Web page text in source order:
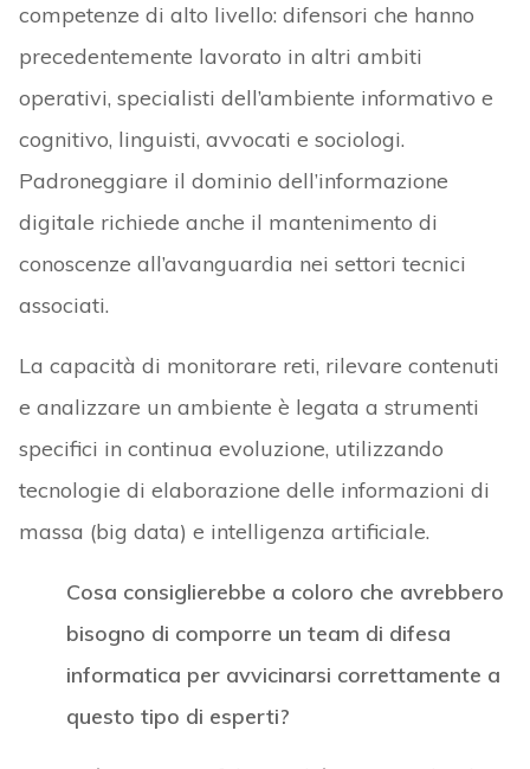
competenze di alto livello: difensori che hanno
precedentemente lavorato in altri ambiti
operativi, specialisti dell’ambiente informativo e
cognitivo, linguisti, avvocati e sociologi.
Padroneggiare il dominio dell’informazione
digitale richiede anche il mantenimento di
conoscenze all’avanguardia nei settori tecnici
associati.
La capacità di monitorare reti, rilevare contenuti
e analizzare un ambiente è legata a strumenti
specifici in continua evoluzione, utilizzando
tecnologie di elaborazione delle informazioni di
massa (big data) e intelligenza artificiale.
Cosa consiglierebbe a coloro che avrebbero
bisogno di comporre un team di difesa
informatica per avvicinarsi correttamente a
questo tipo di esperti?